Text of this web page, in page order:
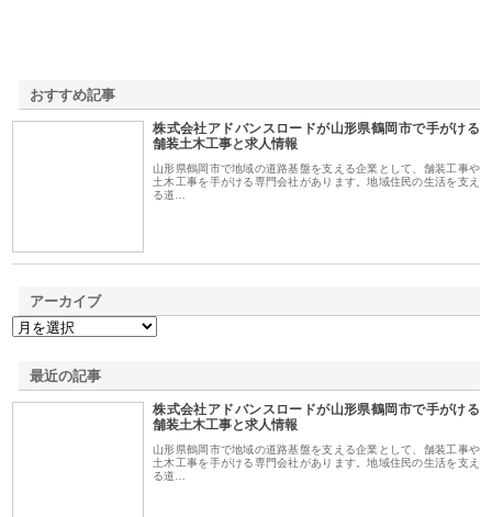
おすすめ記事
株式会社アドバンスロードが山形県鶴岡市で手がける
舗装土木工事と求人情報
山形県鶴岡市で地域の道路基盤を支える企業として、舗装工事や
土木工事を手がける専門会社があります。地域住民の生活を支え
る道…
アーカイブ
最近の記事
株式会社アドバンスロードが山形県鶴岡市で手がける
舗装土木工事と求人情報
山形県鶴岡市で地域の道路基盤を支える企業として、舗装工事や
土木工事を手がける専門会社があります。地域住民の生活を支え
る道…